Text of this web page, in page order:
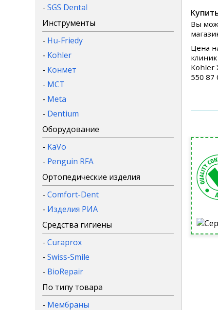
Вы
Цена
Kohler
550 87
- SGS Dental
Инструменты
- Hu-Friedy
- Kohler
- Конмет
- MCT
- Meta
- Dentium
Оборудование
- KaVo
- Penguin RFA
Ортопедические изделия
- Comfort-Dent
- Изделия РИА
Средства гигиены
- Curaprox
- Swiss-Smile
- BioRepair
По типу товара
- Мембраны